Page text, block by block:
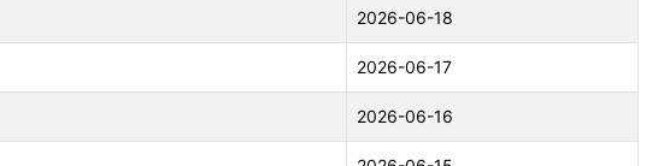
2026-06-18
2026-06-17
2026-06-16